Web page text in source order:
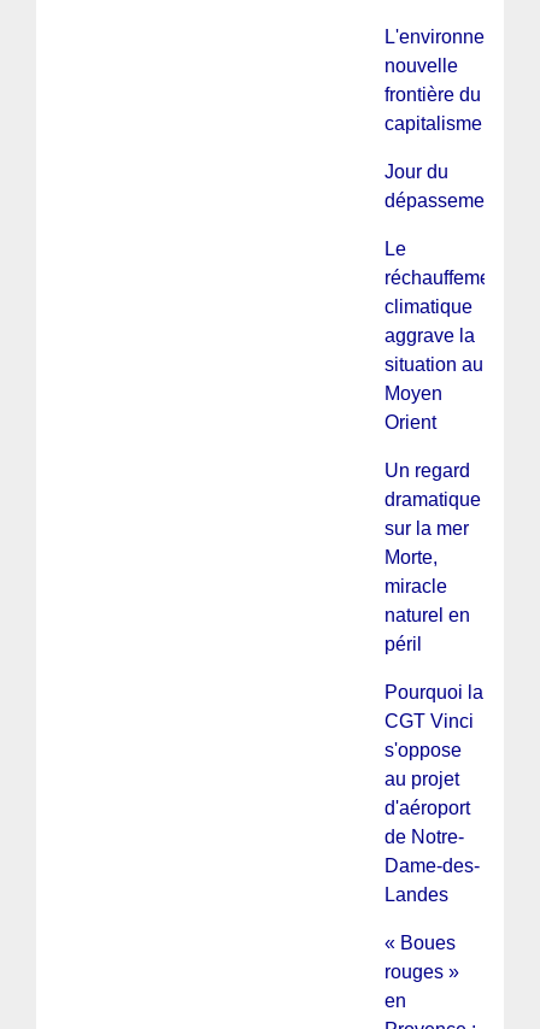
L'environnement,
nouvelle
frontière du
capitalisme
Jour du
dépassement
Le
réchauffement
climatique
aggrave la
situation au
Moyen
Orient
Un regard
dramatique
sur la mer
Morte,
miracle
naturel en
péril
Pourquoi la
CGT Vinci
s'oppose
au projet
d'aéroport
de Notre-
Dame-des-
Landes
« Boues
rouges »
en